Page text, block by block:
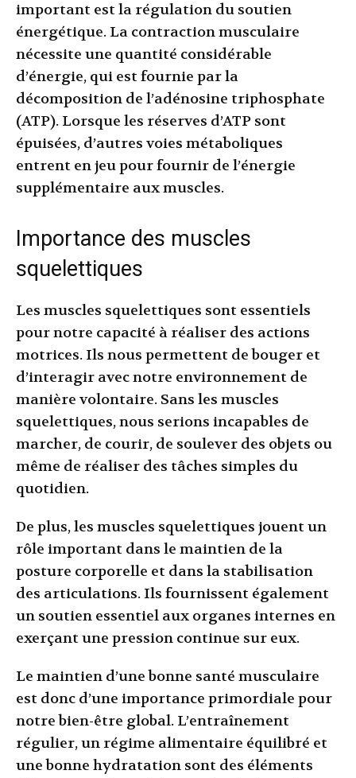
important est la régulation du soutien
énergétique. La contraction musculaire
nécessite une quantité considérable
d’énergie, qui est fournie par la
décomposition de l’adénosine triphosphate
(ATP). Lorsque les réserves d’ATP sont
épuisées, d’autres voies métaboliques
entrent en jeu pour fournir de l’énergie
supplémentaire aux muscles.
Importance des muscles
squelettiques
Les muscles squelettiques sont essentiels
pour notre capacité à réaliser des actions
motrices. Ils nous permettent de bouger et
d’interagir avec notre environnement de
manière volontaire. Sans les muscles
squelettiques, nous serions incapables de
marcher, de courir, de soulever des objets ou
même de réaliser des tâches simples du
quotidien.
De plus, les muscles squelettiques jouent un
rôle important dans le maintien de la
posture corporelle et dans la stabilisation
des articulations. Ils fournissent également
un soutien essentiel aux organes internes en
exerçant une pression continue sur eux.
Le maintien d’une bonne santé musculaire
est donc d’une importance primordiale pour
notre bien-être global. L’entraînement
régulier, un régime alimentaire équilibré et
une bonne hydratation sont des éléments